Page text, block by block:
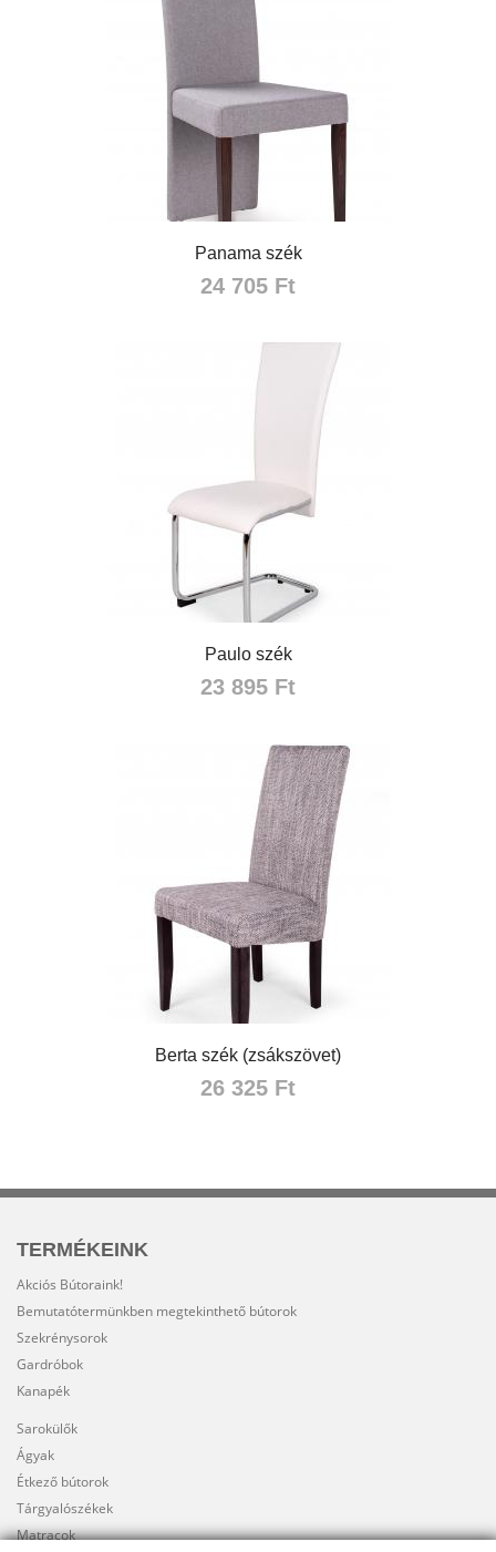
Panama szék
24 705 Ft
Paulo szék
23 895 Ft
Berta szék (zsákszövet)
26 325 Ft
TERMÉKEINK
Akciós Bútoraink!
Bemutatótermünkben megtekinthető bútorok
Szekrénysorok
Gardróbok
Kanapék
Sarokülők
Ágyak
Étkező bútorok
Tárgyalószékek
Matracok